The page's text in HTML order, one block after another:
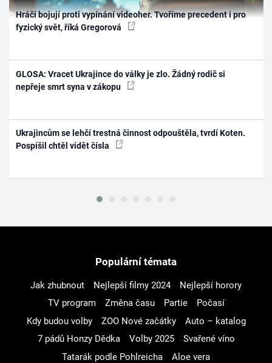
Hráči bojují proti vypínání videoher. Tvoříme precedent i pro
fyzický svět, říká Gregorová
GLOSA: Vracet Ukrajince do války je zlo. Žádný rodič si
nepřeje smrt syna v zákopu
Ukrajincům se lehčí trestná činnost odpouštěla, tvrdí Koten.
Pospíšil chtěl vidět čísla
Populární témata
Jak zhubnout Nejlepší filmy 2024
Nejlepší horory
TV program
Změna času Partie
Počasí
Kdy budou volby
ZOO Nové začátky
Auto – katalog
7 pádů Honzy Dědka
Volby 2025
Svařené víno
Tatarák podle Pohlreicha
Aloe vera